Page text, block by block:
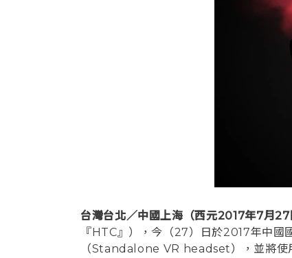
台灣台北／中國上海（西元2017年7月27
『HTC』），今（27）日於2017年中
（Standalone VR headset），並將使